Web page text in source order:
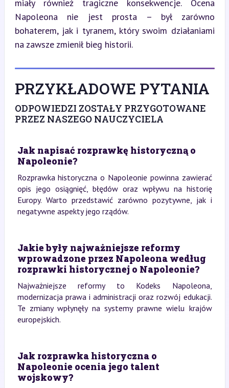
miały również tragiczne konsekwencje. Ocena
Napoleona nie jest prosta – był zarówno
bohaterem, jak i tyranem, który swoim działaniami
na zawsze zmienił bieg historii.
PRZYKŁADOWE PYTANIA
ODPOWIEDZI ZOSTAŁY PRZYGOTOWANE
PRZEZ NASZEGO NAUCZYCIELA
Jak napisać rozprawkę historyczną o
Napoleonie?
Rozprawka historyczna o Napoleonie powinna zawierać
opis jego osiągnięć, błędów oraz wpływu na historię
Europy. Warto przedstawić zarówno pozytywne, jak i
negatywne aspekty jego rządów.
Jakie były najważniejsze reformy
wprowadzone przez Napoleona według
rozprawki historycznej o Napoleonie?
Najważniejsze reformy to Kodeks Napoleona,
modernizacja prawa i administracji oraz rozwój edukacji.
Te zmiany wpłynęły na systemy prawne wielu krajów
europejskich.
Jak rozprawka historyczna o
Napoleonie ocenia jego talent
wojskowy?